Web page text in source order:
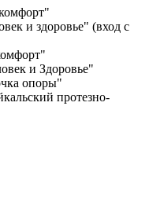
и здоровье" (вход с
и Здоровье"
опоры"
протезно-